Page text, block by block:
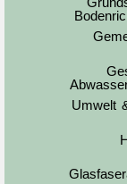
Umwelt